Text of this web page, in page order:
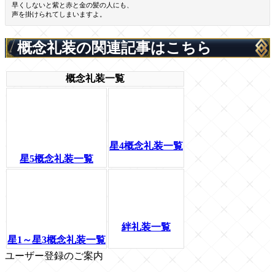
早くしないと紫と赤と金の髪の人にも、
声を掛けられてしまいますよ。
概念礼装の関連記事はこちら
概念礼装一覧
星5概念礼装一覧
星4概念礼装一覧
星1～星3概念礼装一覧
絆礼装一覧
ユーザー登録のご案内